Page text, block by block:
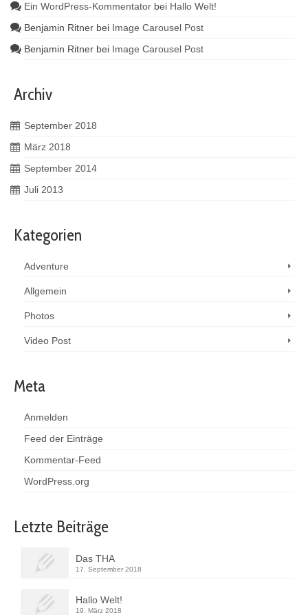
Ein WordPress-Kommentator bei Hallo Welt!
Benjamin Ritner bei Image Carousel Post
Benjamin Ritner bei Image Carousel Post
Archiv
September 2018
März 2018
September 2014
Juli 2013
Kategorien
Adventure
Allgemein
Photos
Video Post
Meta
Anmelden
Feed der Einträge
Kommentar-Feed
WordPress.org
Letzte Beiträge
Das THA
17. September 2018
Hallo Welt!
19. März 2018